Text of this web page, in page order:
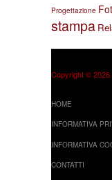
Progettazione
stampa
Copyright ©
HOME
INFORMATIVA
INFORMATIVA
CONTATTI